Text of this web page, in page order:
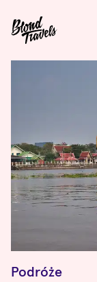
Podróże